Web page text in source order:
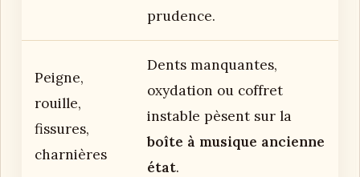
prudence.
Peigne,
rouille,
fissures,
charnières
Dents manquantes,
oxydation ou coffret
instable pèsent sur la
boîte à musique ancienne
état.